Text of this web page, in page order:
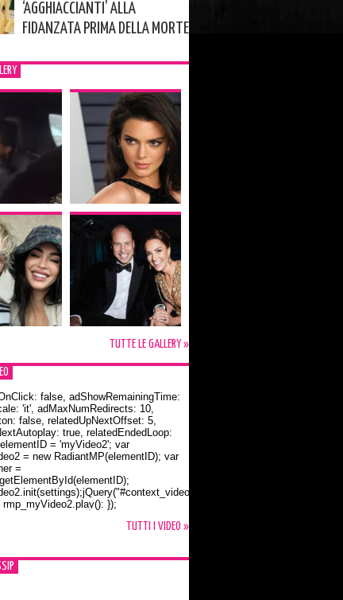
‘AGGHIACCIANTI’ ALLA
FIDANZATA PRIMA DELLA MORTE
TUTTE LE GALLERY »
e la t-shirt dedicata a Flynn
false, adShowRemainingTime:
'it', adMaxNumRedirects: 10,
false, relatedUpNextOffset: 5,
true, relatedEndedLoop:
= 'myVideo2'; var
= new RadiantMP(elementID); var
=
});
TUTTI I VIDEO »